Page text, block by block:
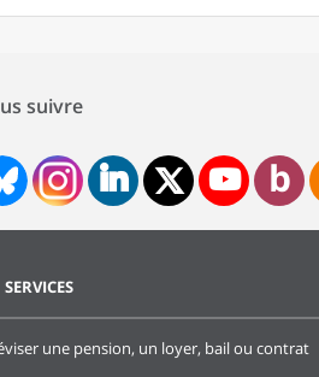
suivre
SERVICES
une pension, un loyer, bail ou contrat